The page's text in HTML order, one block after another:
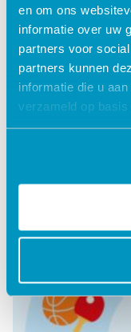
en om ons
informatie over uw
partners voor
partners kunnen
informatie die u
verzameld op basis
Intake Module